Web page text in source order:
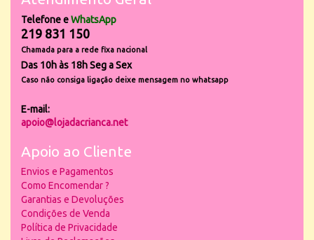
Telefone eWhatsApp
219 831 150
Chamada para a rede fixa nacional
Das 10h às 18h Seg a Sex
Caso não consiga ligação deixe mensagem no whatsapp
E-mail:
apoio@lojadacrianca.net
Apoio ao Cliente
Envios e Pagamentos
Como Encomendar ?
Garantias e Devoluções
Condições de Venda
Política de Privacidade